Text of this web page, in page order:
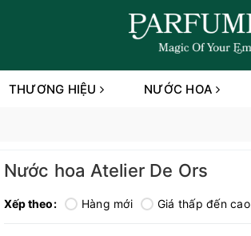
THƯƠNG HIỆU NƯỚC HOA
Nước hoa Atelier De Ors
Xếp theo: Hàng mới Giá thấp đến cao